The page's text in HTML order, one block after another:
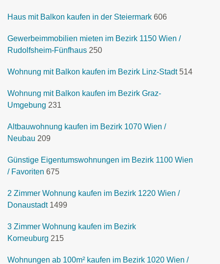
Haus mit Balkon kaufen in der Steiermark 606
Gewerbeimmobilien mieten im Bezirk 1150 Wien /
Rudolfsheim-Fünfhaus 250
Wohnung mit Balkon kaufen im Bezirk Linz-Stadt 514
Wohnung mit Balkon kaufen im Bezirk Graz-
Umgebung 231
Altbauwohnung kaufen im Bezirk 1070 Wien /
Neubau 209
Günstige Eigentumswohnungen im Bezirk 1100 Wien
/ Favoriten 675
2 Zimmer Wohnung kaufen im Bezirk 1220 Wien /
Donaustadt 1499
3 Zimmer Wohnung kaufen im Bezirk
Korneuburg 215
Wohnungen ab 100m² kaufen im Bezirk 1020 Wien /